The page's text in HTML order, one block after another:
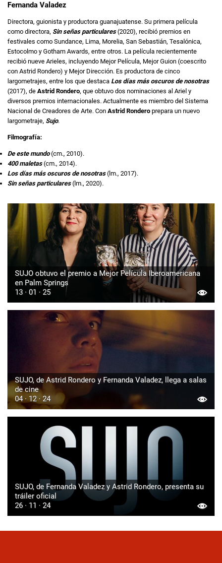
Fernanda Valadez
Directora, guionista y productora guanajuatense. Su primera película
como directora, Sin señas particulares(2020), recibió premios en
festivales como Sundance, Lima, Morelia, San Sebastián, Tesalónica,
Estocolmo y Gotham Awards, entre otros. La película recientemente
recibió nueve Arieles, incluyendo Mejor Película, Mejor Guion (coescrito
con Astrid Rondero) y Mejor Dirección. Es productora de cinco
largometrajes, entre los que destaca Los días más oscuros de nosotras
(2017), de Astrid Rondero, que obtuvo dos nominaciones al Ariel y
diversos premios internacionales. Actualmente es miembro del Sistema
Nacional de Creadores de Arte. Con Astrid Rondero prepara un nuevo
largometraje, Sujo.
Filmografía:
De este mundo(cm., 2010).
400 maletas(cm., 2014).
Los días más oscuros de nosotras(lm., 2017).
Sin señas particulares(lm., 2020).
SUJO obtuvo el premio a Mejor Película Iberoamericana
en Palm Springs
13 · 01 · 25
SUJO, de Astrid Rondero y Fernanda Valadez, llega a salas
de cine
04 · 12 · 24
SUJO, de Fernanda Valadez y Astrid Rondero, presenta su
tráiler oficial
26 · 11 · 24